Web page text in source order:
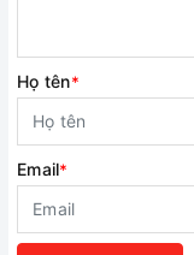
Họ tên*
Email*